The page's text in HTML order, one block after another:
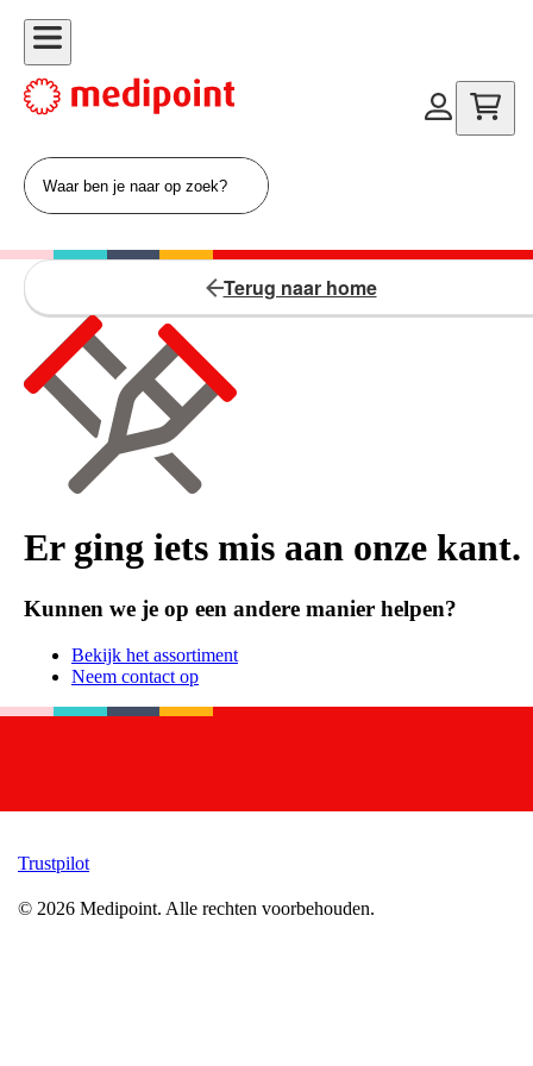
Terug naar home
Er ging iets mis aan onze kant.
Kunnen we je op een andere manier helpen?
Bekijk het assortiment
Neem contact op
Trustpilot
© 2026 Medipoint. Alle rechten voorbehouden.